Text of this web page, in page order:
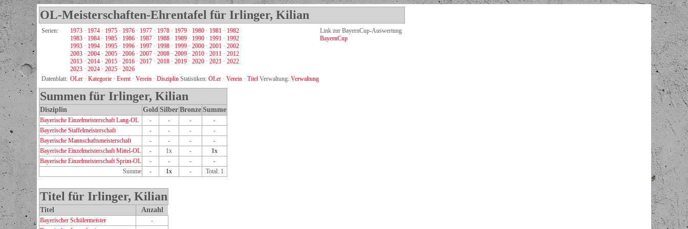
OL-Meisterschaften-Ehrentafel für Irlinger, Kilian
Serien: 1973 · 1974 · 1975 · 1976 · 1977 · 1978 · 1979 · 1980 · 1981 · 1982
1983 · 1984 · 1985 · 1986 · 1987 · 1988 · 1989 · 1990 · 1991 · 1992
1993 · 1994 · 1995 · 1996 · 1997 · 1998 · 1999 · 2000 · 2001 · 2002
2003 · 2004 · 2005 · 2006 · 2007 · 2008 · 2009 · 2010 · 2011 · 2012
2013 · 2014 · 2015 · 2016 · 2017 · 2018 · 2019 · 2020 · 2021 · 2022
2023 · 2024 · 2025 · 2026
Link zur BayernCup-Auswertung
BayernCup
Datenblatt: OLer · Kategorie · Event· Verein · Disziplin Statistiken: OLer · Verein · Titel Verwaltung: Verwaltung
Summen für Irlinger, Kilian
Disziplin Gold Silber Bronze Summe
Bayerische Einzelmeisterschaft Lang-OL - - -
-
Bayerische Staffelmeisterschaft
- - -
-
Bayerische Mannschaftsmeisterschaft
- - -
-
Bayerische Einzelmeisterschaft Mittel-OL
- 1x -
1x
Bayerische Einzelmeisterschaft Sprint-OL
- - -
-
Summe
- 1x - Total: 1
Titel für Irlinger, Kilian
Titel Anzahl
Bayerischer Schülermeister
-